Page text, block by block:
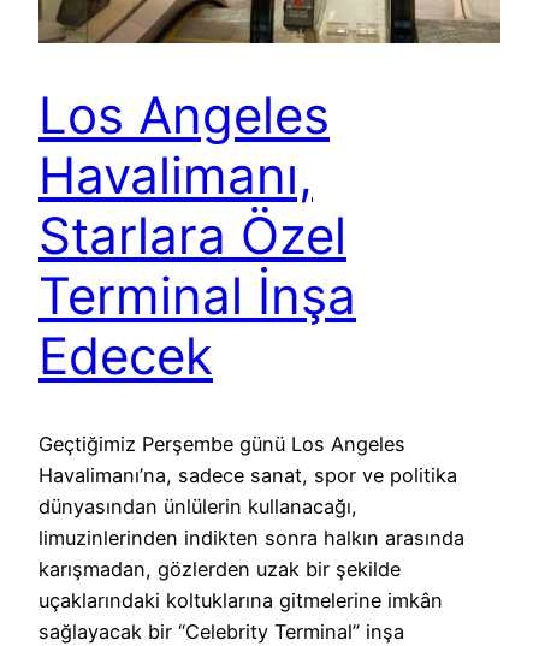
Los Angeles
Havalimanı,
Starlara Özel
Terminal İnşa
Edecek
Geçtiğimiz Perşembe günü Los Angeles
Havalimanı’na, sadece sanat, spor ve politika
dünyasından ünlülerin kullanacağı,
limuzinlerinden indikten sonra halkın arasında
karışmadan, gözlerden uzak bir şekilde
uçaklarındaki koltuklarına gitmelerine imkân
sağlayacak bir “Celebrity Terminal” inşa